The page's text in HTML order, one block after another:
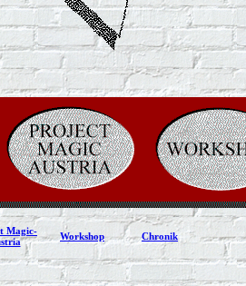
Magic-
Workshop Chronik